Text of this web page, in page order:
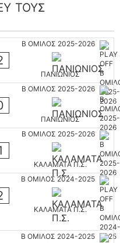
ΤΟΥΣ
Β ΟΜΙΛΟΣ 2025-2026
ΠΑΝΙΩΝΙΟΣ
Β ΟΜΙΛΟΣ 2025-2026
ΠΑΝΙΩΝΙΟΣ
Β ΟΜΙΛΟΣ 2025-2026
ΚΑΛΑΜΑΤΑ Π.Σ.
Β ΟΜΙΛΟΣ 2024-2025
ΚΑΛΑΜΑΤΑ Π.Σ.
Β ΟΜΙΛΟΣ 2024-2025